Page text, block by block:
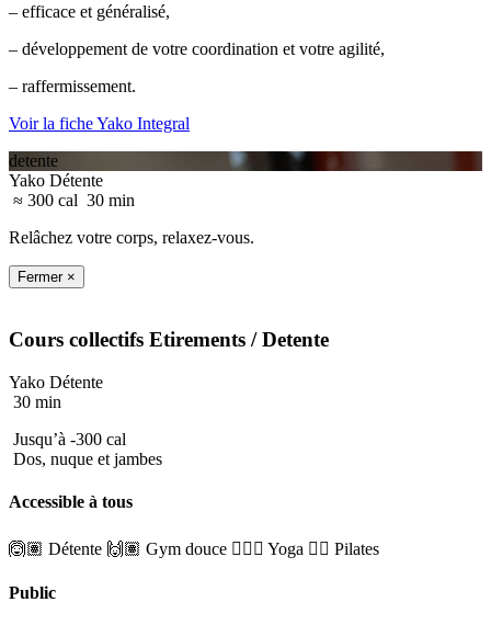
– efficace et généralisé,
– développement de votre coordination et votre agilité,
– raffermissement.
Voir la fiche Yako Integral
detente
Yako Détente
≈ 300 cal 30 min
Relâchez votre corps, relaxez-vous.
Fermer ×
Cours collectifs Etirements / Detente
Yako Détente
30 min
Jusqu’à -300 cal
Dos, nuque et jambes
Accessible à tous
🙆🏽 Détente 🙌🏽 Gym douce 🧘🏼‍♂️ Yoga 🤸‍♀️ Pilates
Public